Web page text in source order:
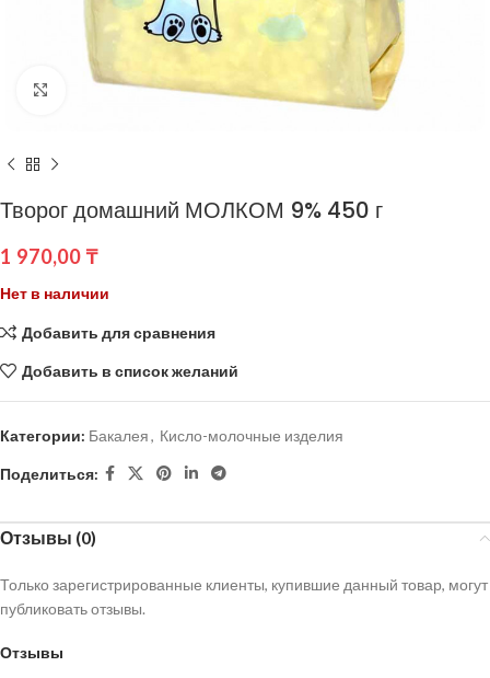
Нажмите, чтобы увеличить
Творог домашний МОЛКОМ 9% 450 г
1 970,00 ₸
Нет в наличии
Добавить для сравнения
Добавить в список желаний
Категории: Бакалея, Кисло-молочные изделия
Поделиться:
Отзывы (0)
Отзывы
Только зарегистрированные клиенты, купившие данный товар, могут
публиковать отзывы.